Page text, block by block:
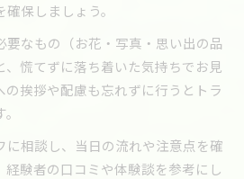
保しましょう。
要なもの（お花・写真・思い出の品
、慌てずに落ち着いた気持ちでお見
の挨拶や配慮も忘れずに行うとトラ
に相談し、当日の流れや注意点を確
経験者の口コミや体験談を参考にし